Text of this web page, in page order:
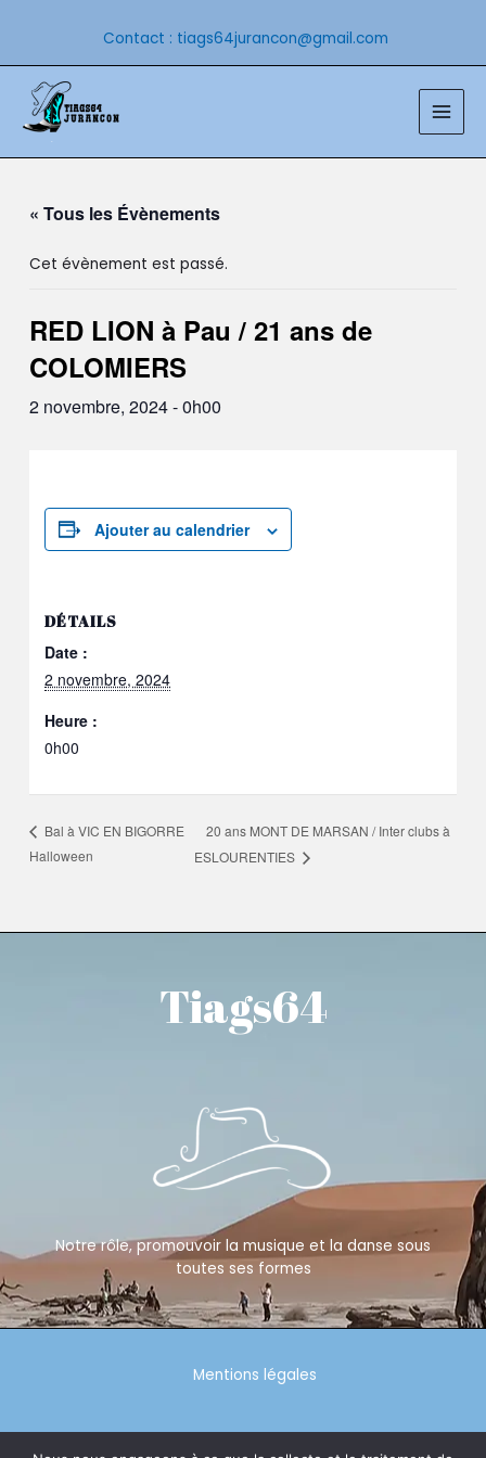
Contact : tiags64jurancon@gmail.com
Main
« Tous les Évènements
Cet évènement est passé.
RED LION à Pau / 21 ans de
COLOMIERS
2 novembre, 2024 - 0h00
Ajouter au calendrier
DÉTAILS
Date :
2 novembre, 2024
Heure :
0h00
Bal à VIC EN BIGORRE
Halloween
20 ans MONT DE MARSAN / Inter clubs à
ESLOURENTIES
Tiags64
Notre rôle, promouvoir la musique et la danse sous
toutes ses formes
Mentions légales
Politique de confidentialité